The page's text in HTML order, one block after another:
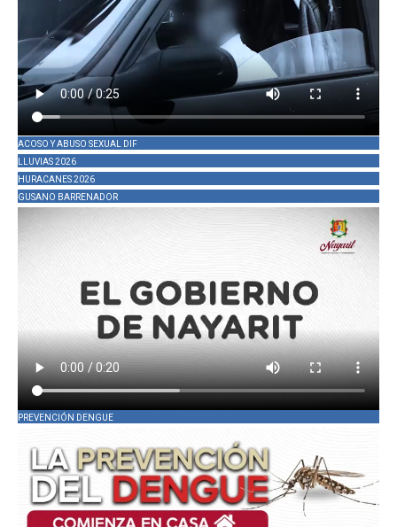
ACOSO Y ABUSO SEXUAL DIF
LLUVIAS 2026
HURACANES 2026
GUSANO BARRENADOR
PREVENCIÓN DENGUE